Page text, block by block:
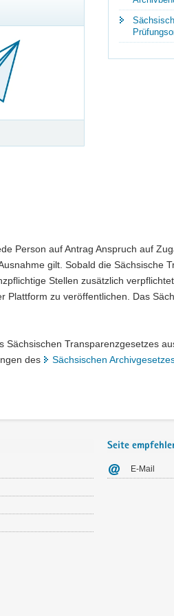
und das zuständige Archiv für
Geschäftsbereich des
Person auf Antrag Anspruch auf
gilt. Sobald die Sächsische
Stellen zusätzlich
zu veröffentlichen. Das
Sächsischen Transparenzgesetzes
des
Sächsischen
Seite
E-Mail